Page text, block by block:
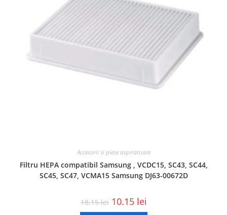
Accesorii si piese aspiratoare
Filtru HEPA compatibil Samsung , VCDC15, SC43, SC44,
SC45, SC47, VCMA15 Samsung DJ63-00672D
18.15lei 10.15 lei